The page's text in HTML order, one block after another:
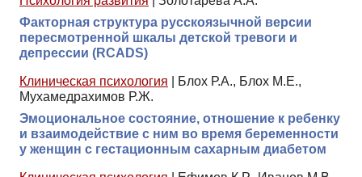
Факторная структура русскоязычной версии
пересмотренной шкалы детской тревоги и
депрессии (RCADS)
Клиническая психология
Блох Р.А., Блох М.Е.,
Мухамедрахимов Р.Ж.
Эмоциональное состояние, отношение к ребенку
и взаимодействие с ним во время беременности
у женщин с гестационным сахарным диабетом